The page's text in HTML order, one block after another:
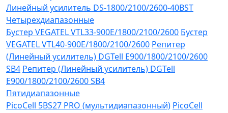
Линейный усилитель DS-1800/2100/2600-40BST
Четырехдиапазонные
Бустер VEGATEL VTL33-900E/1800/2100/2600 Бустер
VEGATEL VTL40-900E/1800/2100/2600 Репитер
(Линейный усилитель) DGTell Е900/1800/2100/2600
SB4 Репитер (Линейный усилитель) DGTell
Е900/1800/2100/2600 SB4
Пятидиапазонные
PicoCell 5BS27 PRO (мультидиапазонный) PicoCell